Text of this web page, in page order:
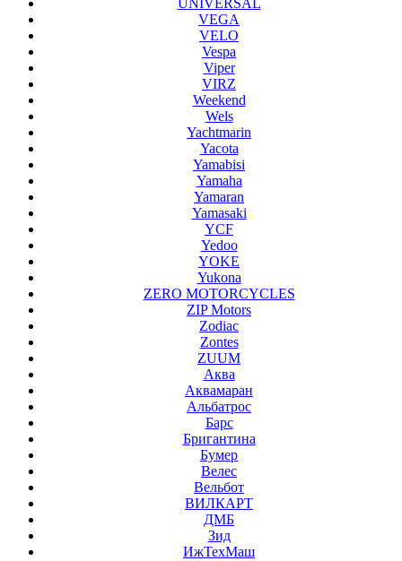
UNIVERSAL
VEGA
VELO
Vespa
Viper
VIRZ
Weekend
Wels
Yachtmarin
Yacota
Yamabisi
Yamaha
Yamaran
Yamasaki
YCF
Yedoo
YOKE
Yukona
ZERO MOTORCYCLES
ZIP Motors
Zodiac
Zontes
ZUUM
Аква
Аквамаран
Альбатрос
Барс
Бригантина
Бумер
Велес
Вельбот
ВИЛКАРТ
ДМБ
Зид
ИжТехМаш